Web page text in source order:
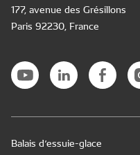
177, avenue des Grésillons
Paris 92230, France
Balais d’essuie-glace